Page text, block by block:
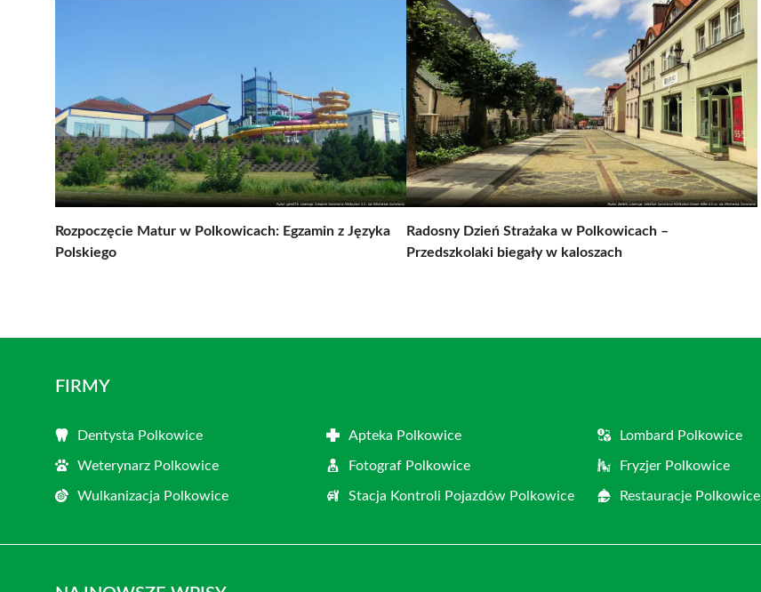
Rozpoczęcie Matur w Polkowicach: Egzamin z Języka
Polskiego
Radosny Dzień Strażaka w Polkowicach –
Przedszkolaki biegały w kaloszach
FIRMY
Dentysta Polkowice Apteka Polkowice Lombard Polkowice
Weterynarz Polkowice Fotograf Polkowice Fryzjer Polkowice
Wulkanizacja Polkowice Stacja Kontroli Pojazdów Polkowice Restauracje Polkowice